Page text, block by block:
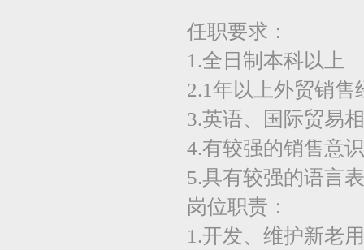
任职要求：
1.全日制本科以上
2.1年以上外贸销
3.英语、国际贸易
4.有较强的销售意
5.具有较强的语言
岗位职责：
1.开发、维护新老